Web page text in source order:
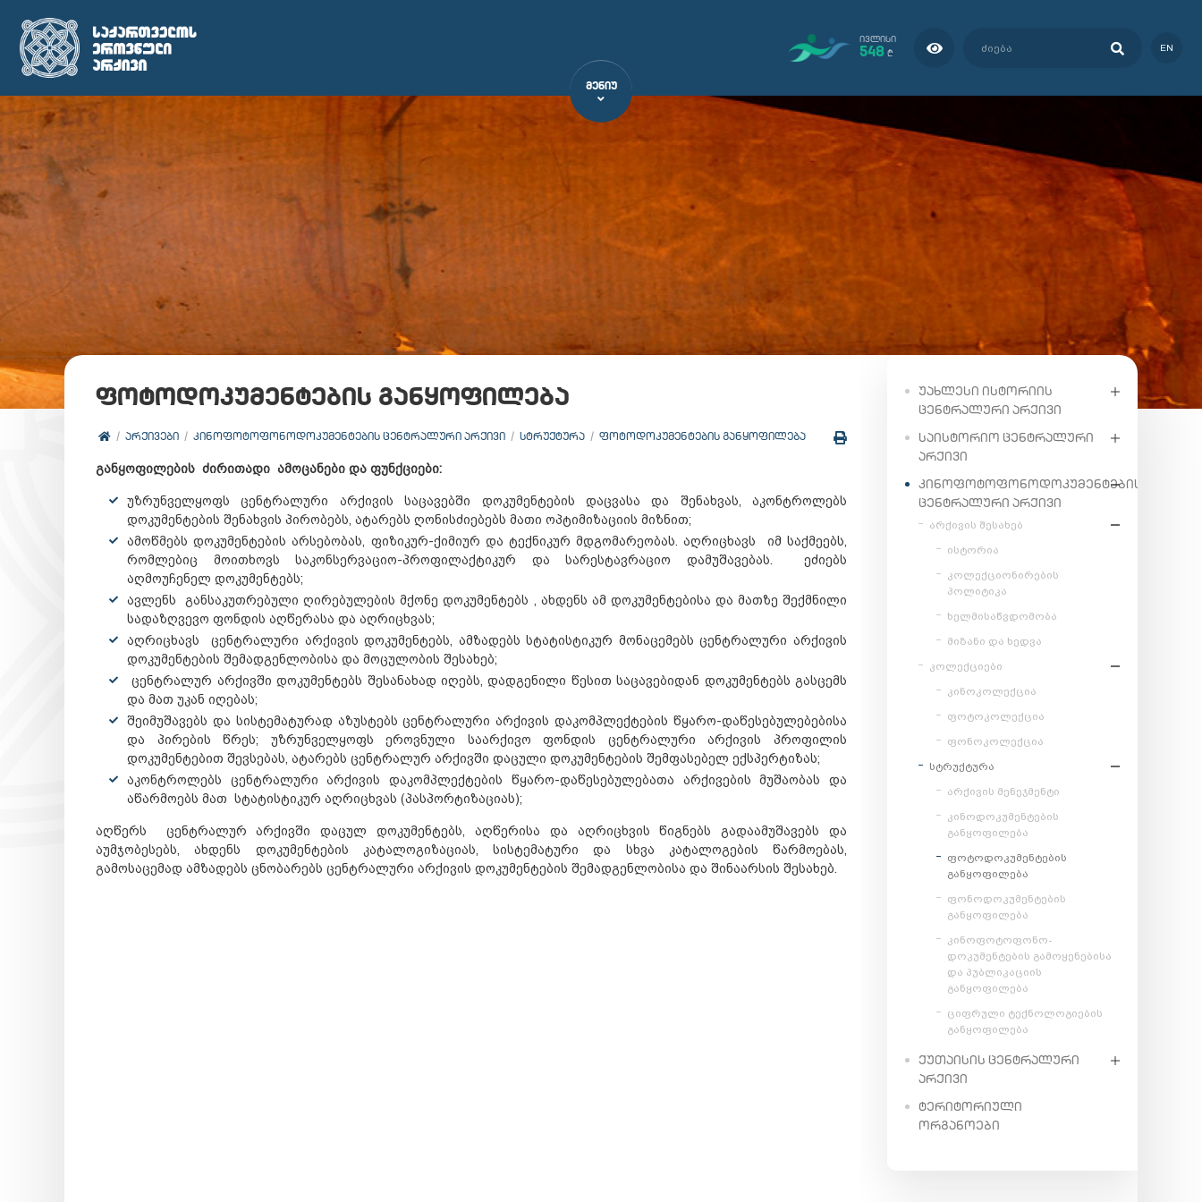
ᲘᲕᲚᲘᲡᲘ
548 ₾ EN
ᲛᲔᲜᲘᲣ
ფოტოდოკუმენტების განყოფილება
ᲐᲠᲥᲘᲕᲔᲑᲘ ᲙᲘᲜᲝᲤᲝᲢᲝᲤᲝᲜᲝᲓᲝᲙᲣᲛᲔᲜᲢᲔᲑᲘᲡ ᲪᲔᲜᲢᲠᲐᲚᲣᲠᲘ ᲐᲠᲥᲘᲕᲘ ᲡᲢᲠᲣᲥᲢᲣᲠᲐ ᲤᲝᲢᲝᲓᲝᲙᲣᲛᲔᲜᲢᲔᲑᲘᲡ ᲒᲐᲜᲧᲝᲤᲘᲚᲔᲑᲐ
განყოფილების ძირითადი ამოცანები და ფუნქციები:
უზრუნველყოფს ცენტრალური არქივის საცავებში დოკუმენტების დაცვასა და შენახვას, აკონტროლებს
დოკუმენტების შენახვის პირობებს, ატარებს ღონისძიებებს მათი ოპტიმიზაციის მიზნით;
ამოწმებს დოკუმენტების არსებობას, ფიზიკურ-ქიმიურ და ტექნიკურ მდგომარეობას. აღრიცხავს იმ საქმეებს,
რომლებიც მოითხოვს საკონსერვაციო-პროფილაქტიკურ და სარესტავრაციო დამუშავებას. ეძიებს
აღმოუჩენელ დოკუმენტებს;
ავლენს განსაკუთრებული ღირებულების მქონე დოკუმენტებს , ახდენს ამ დოკუმენტებისა და მათზე შექმნილი
სადაზღვევო ფონდის აღწერასა და აღრიცხვას;
აღრიცხავს ცენტრალური არქივის დოკუმენტებს, ამზადებს სტატისტიკურ მონაცემებს ცენტრალური არქივის
დოკუმენტების შემადგენლობისა და მოცულობის შესახებ;
ცენტრალურ არქივში დოკუმენტებს შესანახად იღებს, დადგენილი წესით საცავებიდან დოკუმენტებს გასცემს
და მათ უკან იღებას;
შეიმუშავებს და სისტემატურად აზუსტებს ცენტრალური არქივის დაკომპლექტების წყარო-დაწესებულებებისა
და პირების წრეს; უზრუნველყოფს ეროვნული საარქივო ფონდის ცენტრალური არქივის პროფილის
დოკუმენტებით შევსებას, ატარებს ცენტრალურ არქივში დაცული დოკუმენტების შემფასებელ ექსპერტიზას;
აკონტროლებს ცენტრალური არქივის დაკომპლექტების წყარო-დაწესებულებათა არქივების მუშაობას და
აწარმოებს მათ სტატისტიკურ აღრიცხვას (პასპორტიზაციას);
აღწერს ცენტრალურ არქივში დაცულ დოკუმენტებს, აღწერისა და აღრიცხვის წიგნებს გადაამუშავებს და
აუმჯობესებს, ახდენს დოკუმენტების კატალოგიზაციას, სისტემატური და სხვა კატალოგების წარმოებას,
გამოსაცემად ამზადებს ცნობარებს ცენტრალური არქივის დოკუმენტების შემადგენლობისა და შინაარსის შესახებ.
ᲣᲐᲮᲚᲔᲡᲘ ᲘᲡᲢᲝᲠᲘᲘᲡ
ᲪᲔᲜᲢᲠᲐᲚᲣᲠᲘ ᲐᲠᲥᲘᲕᲘ
ᲡᲐᲘᲡᲢᲝᲠᲘᲝ ᲪᲔᲜᲢᲠᲐᲚᲣᲠᲘ
ᲐᲠᲥᲘᲕᲘ
ᲙᲘᲜᲝᲤᲝᲢᲝᲤᲝᲜᲝᲓᲝᲙᲣᲛᲔᲜᲢᲔᲑᲘᲡ
ᲪᲔᲜᲢᲠᲐᲚᲣᲠᲘ ᲐᲠᲥᲘᲕᲘ
არქივის შესახებ
ისტორია
კოლექციონირების
პოლიტიკა
ხელმისაწვდომობა
მიზანი და ხედვა
კოლექციები
კინოკოლექცია
ფოტოკოლექცია
ფონოკოლექცია
სტრუქტურა
არქივის მენეჯმენტი
კინოდოკუმენტების
განყოფილება
ფოტოდოკუმენტების
განყოფილება
ფონოდოკუმენტების
განყოფილება
კინოფოტოფონო-
დოკუმენტების გამოყენებისა
და პუბლიკაციის
განყოფილება
ციფრული ტექნოლოგიების
განყოფილება
ᲥᲣᲗᲐᲘᲡᲘᲡ ᲪᲔᲜᲢᲠᲐᲚᲣᲠᲘ
ᲐᲠᲥᲘᲕᲘ
ᲢᲔᲠᲘᲢᲝᲠᲘᲣᲚᲘ
ᲝᲠᲒᲐᲜᲝᲔᲑᲘ